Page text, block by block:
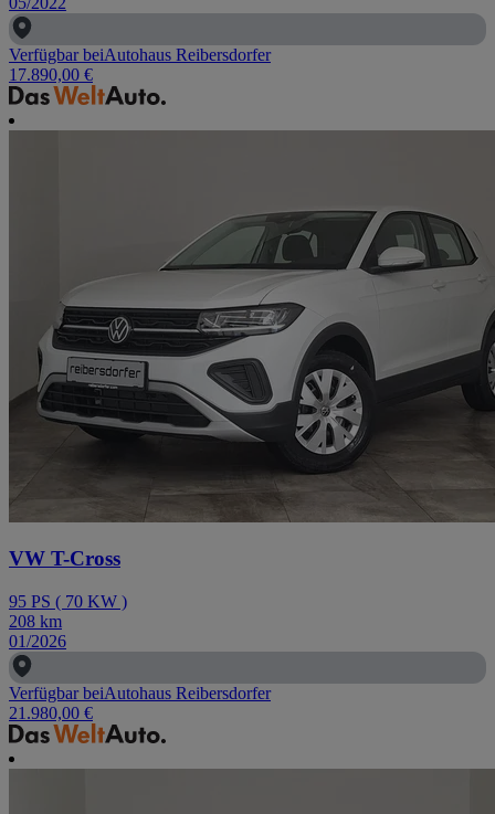
Verfügbar beiAutohaus Reibersdorfer
17.890,00 €
VW T-Cross
95 PS ( 70 KW )
208 km
01/2026
Verfügbar beiAutohaus Reibersdorfer
21.980,00 €